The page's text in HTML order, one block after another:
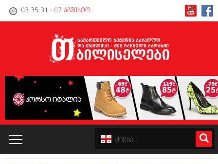
03:35:32 - 07 აგვისტო